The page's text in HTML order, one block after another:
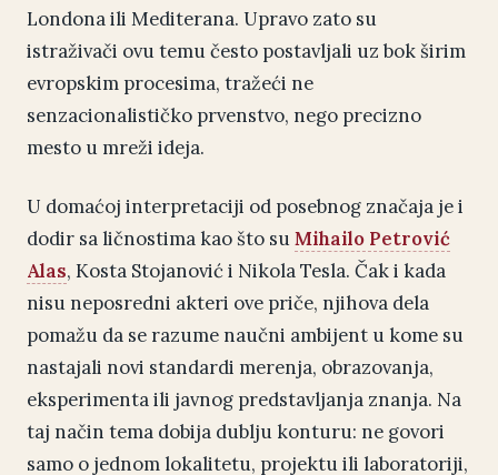
Londona ili Mediterana. Upravo zato su
istraživači ovu temu često postavljali uz bok širim
evropskim procesima, tražeći ne
senzacionalističko prvenstvo, nego precizno
mesto u mreži ideja.
U domaćoj interpretaciji od posebnog značaja je i
dodir sa ličnostima kao što suMihailo Petrović
Alas, Kosta Stojanović i Nikola Tesla. Čak i kada
nisu neposredni akteri ove priče, njihova dela
pomažu da se razume naučni ambijent u kome su
nastajali novi standardi merenja, obrazovanja,
eksperimenta ili javnog predstavljanja znanja. Na
taj način tema dobija dublju konturu: ne govori
samo o jednom lokalitetu, projektu ili laboratoriji,